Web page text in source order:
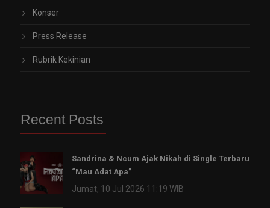
Konser
Press Release
Rubrik Kekinian
Recent Posts
Sandrina & Ncum Ajak Nikah di Single Terbaru
“Mau Adat Apa”
Jumat, 10 Jul 2026 11:19 WIB